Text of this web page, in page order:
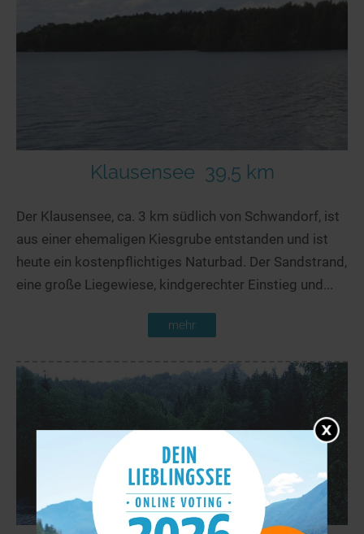
Klausensee 39,5 km
Der Klausensee, ca. 3 km südlich von Schwandorf, ist
aus einer ehemaligen Kiesgrube entstanden und ist
heute ein kostenpflichtiges Naturbad. Der Sandstrand,
eine große Liegewiese, kindgerechter Einstieg und...
mehr